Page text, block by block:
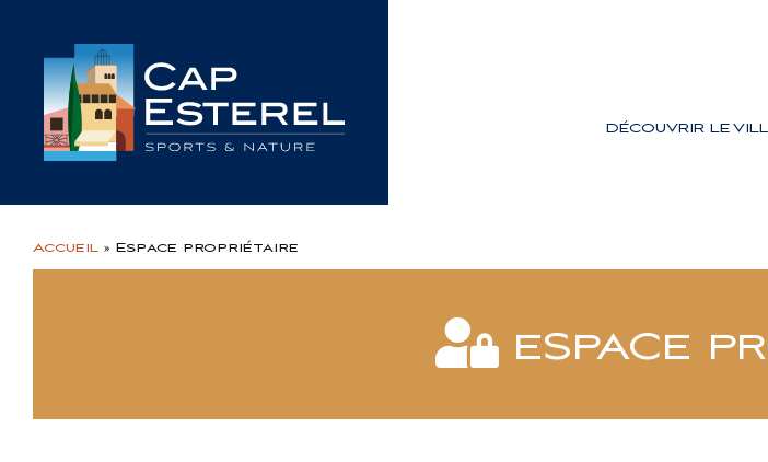
contenu
DÉCOUVRIR LE
Accueil» Espace propriétaire
ESPACE